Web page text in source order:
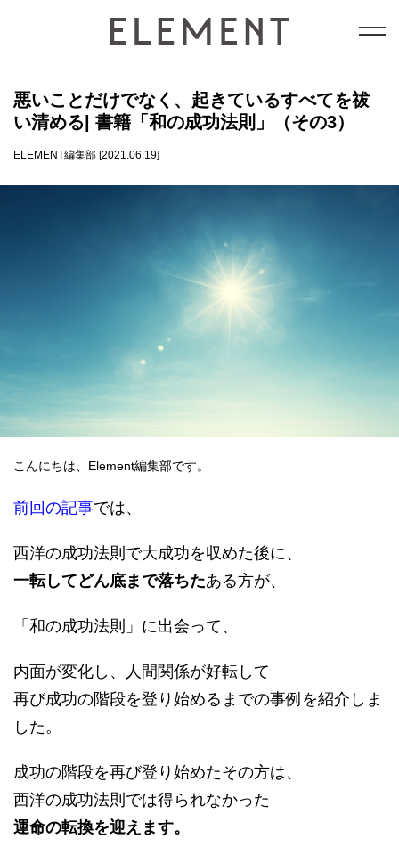
和の成功法則
運営会社 個人情報保護方針
悪いことだけでなく、起きているすべてを祓
い清める| 書籍「和の成功法則」（その3）
ELEMENT編集部 [2021.06.19]
こんにちは、Element編集部です。
前回の記事では、
西洋の成功法則で大成功を収めた後に、
一転してどん底まで落ちたある方が、
「和の成功法則」に出会って、
内面が変化し、人間関係が好転して
再び成功の階段を登り始めるまでの事例を紹介しま
した。
成功の階段を再び登り始めたその方は、
西洋の成功法則では得られなかった
運命の転換を迎えます。